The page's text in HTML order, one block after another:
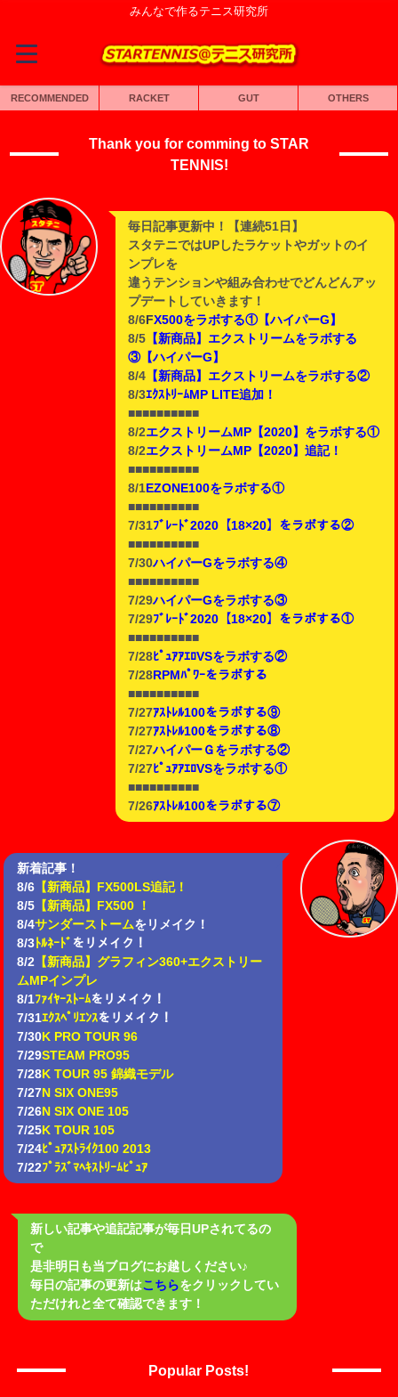
みんなで作るテニス研究所
RECOMMENDED RACKET GUT OTHERS
Thank you for comming to STAR
TENNIS!
毎日記事更新中！【連続51日】
スタテニではUPしたラケットやガットのイ
ンプレを
違うテンションや組み合わせでどんどんアッ
プデートしていきます！
8/6 FX500をラボする①【ハイパーG】
8/5 【新商品】エクストリームをラボする
③【ハイパーG】
8/4 【新商品】エクストリームをラボする②
8/3ｴｸｽﾄﾘｰﾑMP LITE追加！
■■■■■■■■■■
8/2エクストリームMP【2020】をラボする①
8/2エクストリームMP【2020】追記！
■■■■■■■■■■
8/1 EZONE100をラボする①
■■■■■■■■■■
7/31ﾌﾞﾚｰﾄﾞ2020【18×20】をラボする②
■■■■■■■■■■
7/30ハイパーGをラボする④
■■■■■■■■■■
7/29ハイパーGをラボする③
7/29ﾌﾞﾚｰﾄﾞ2020【18×20】をラボする①
■■■■■■■■■■
7/28 ﾋﾟｭｱｱｴﾛVSをラボする②
7/28 RPMﾊﾟﾜｰをラボする
■■■■■■■■■■
7/27ｱｽﾄﾚﾙ100をラボする⑨
7/27ｱｽﾄﾚﾙ100をラボする⑧
7/27ハイパーＧをラボする②
7/27 ﾋﾟｭｱｱｴﾛVSをラボする①
■■■■■■■■■■
7/26ｱｽﾄﾚﾙ100をラボする⑦
新着記事！
8/6【新商品】FX500LS追記！
8/5【新商品】FX500 ！
8/4サンダーストームをリメイク！
8/3ﾄﾙﾈｰﾄﾞ をリメイク！
8/2 【新商品】グラフィン360+エクストリー
ムMPインプレ
8/1 ﾌｧｲﾔｰｽﾄｰﾑをリメイク！
7/31ｴｸｽﾍﾟﾘｴﾝｽをリメイク！
7/30K PRO TOUR 96
7/29STEAM PRO95
7/28K TOUR 95 錦織モデル
7/27N SIX ONE95
7/26N SIX ONE 105
7/25K TOUR 105
7/24ﾋﾟｭｱｽﾄﾗｲｸ100 2013
7/22ﾌﾟﾗｽﾞﾏﾍｷｽﾄﾘｰﾑﾋﾟｭｱ
新しい記事や追記記事が毎日UPされてるの
で
是非明日も当ブログにお越しください♪
毎日の記事の更新はこちらをクリックしてい
ただけれと全て確認できます！
Popular Posts!